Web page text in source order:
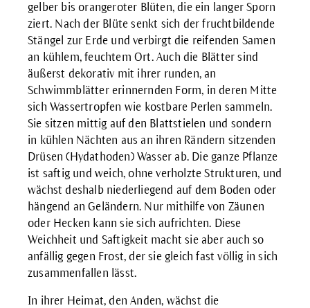
gelber bis orangeroter Blüten, die ein langer Sporn
ziert. Nach der Blüte senkt sich der fruchtbildende
Stängel zur Erde und verbirgt die reifenden Samen
an kühlem, feuchtem Ort. Auch die Blätter sind
äußerst dekorativ mit ihrer runden, an
Schwimmblätter erinnernden Form, in deren Mitte
sich Wassertropfen wie kostbare Perlen sammeln.
Sie sitzen mittig auf den Blattstielen und sondern
in kühlen Nächten aus an ihren Rändern sitzenden
Drüsen (Hydathoden) Wasser ab. Die ganze Pflanze
ist saftig und weich, ohne verholzte Strukturen, und
wächst deshalb niederliegend auf dem Boden oder
hängend an Geländern. Nur mithilfe von Zäunen
oder Hecken kann sie sich aufrichten. Diese
Weichheit und Saftigkeit macht sie aber auch so
anfällig gegen Frost, der sie gleich fast völlig in sich
zusammenfallen lässt.
In ihrer Heimat, den Anden, wächst die